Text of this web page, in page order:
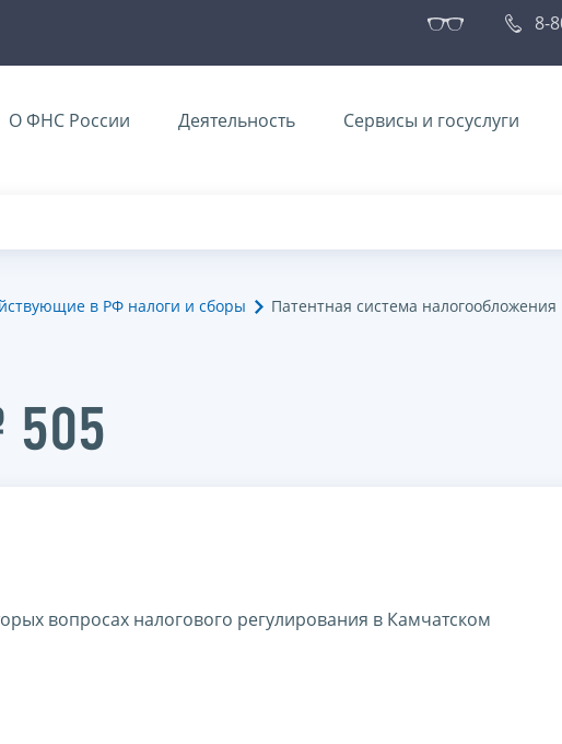
8-
О ФНС России Деятельность Сервисы и госуслуги
в РФ налоги и сборы Патентная система налогообложения
505
вопросах налогового регулирования в Камчатском